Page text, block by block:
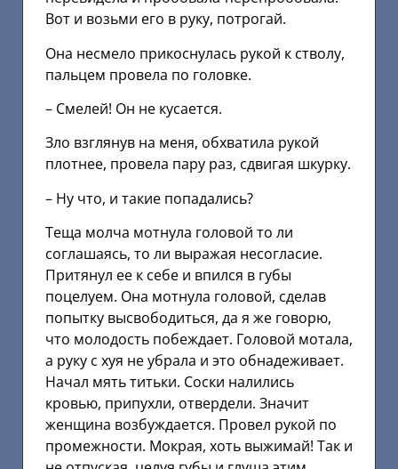
Вот и возьми его в руку, потрогай.
Она несмело прикоснулась рукой к стволу,
пальцем провела по головке.
– Смелей! Он не кусается.
Зло взглянув на меня, обхватила рукой
плотнее, провела пару раз, сдвигая шкурку.
– Ну что, и такие попадались?
Теща молча мотнула головой то ли
соглашаясь, то ли выражая несогласие.
Притянул ее к себе и впился в губы
поцелуем. Она мотнула головой, сделав
попытку высвободиться, да я же говорю,
что молодость побеждает. Головой мотала,
а руку с хуя не убрала и это обнадеживает.
Начал мять титьки. Соски налились
кровью, припухли, отвердели. Значит
женщина возбуждается. Провел рукой по
промежности. Мокрая, хоть выжимай! Так и